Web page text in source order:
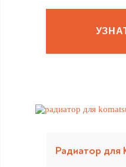
Радиатор для